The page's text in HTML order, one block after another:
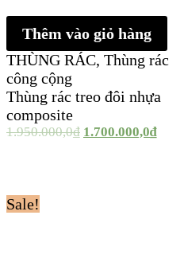
Thêm vào giỏ hàng
THÙNG RÁC, Thùng rác
công cộng
Thùng rác treo đôi nhựa
composite
1.950.000,0₫ 1.700.000,0₫
Sale!